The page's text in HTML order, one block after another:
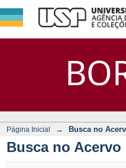
Busca
DSpace/
Página Inicial → Busca no
Busca no Acervo